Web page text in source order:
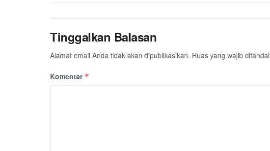
Tinggalkan Balasan
Alamat email Anda tidak akan dipublikasikan. Ruas yang wajib ditandai
Komentar *